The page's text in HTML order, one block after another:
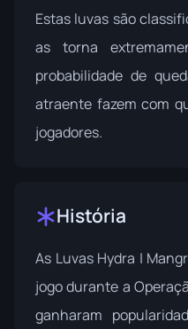
Estas luvas são
as torna
probabilidade de
atraente fazem com
jogadores.
História
As Luvas Hydra |
jogo durante a
ganharam